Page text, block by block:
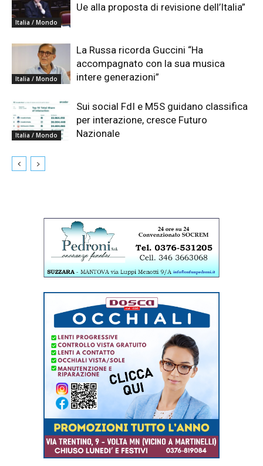
Italia / Mondo
Ue alla proposta di revisione dell’Italia”
Italia / Mondo
La Russa ricorda Guccini “Ha
accompagnato con la sua musica
intere generazioni”
Italia / Mondo
Sui social FdI e M5S guidano classifica
per interazione, cresce Futuro
Nazionale